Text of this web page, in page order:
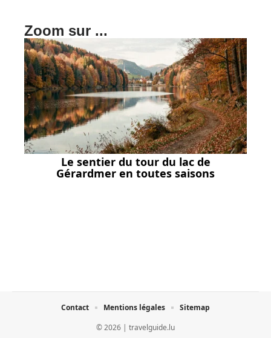
Zoom sur ...
Le sentier du tour du lac de
Gérardmer en toutes saisons
© 2026 | travelguide.lu
Contact Mentions légales Sitemap